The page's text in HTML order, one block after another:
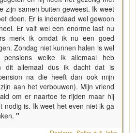
zijn samen buiten geweest. Ik weet
doen. Er is inderdaad wel gewoon
Er valt wel een enorme last nu
merk ik omdat ik nu een goed
Zondag niet kunnen halen is wel
welke ik allemaal heb
dit allemaal dus ik dacht dat is
na die heeft dan ook mijn
aan het verbouwen). Mijn vriend
om er naartoe te rijden maar hij
nodig is. Ik weet het even niet ik ga
"